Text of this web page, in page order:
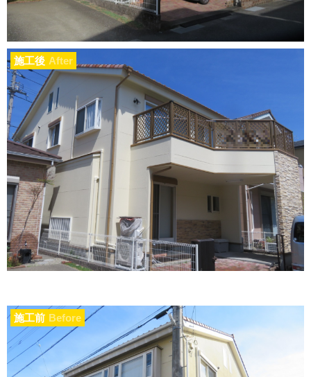
施工後 After
施工前 Before